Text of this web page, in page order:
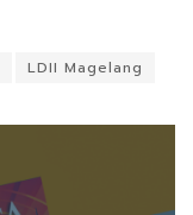
LDII Magelang